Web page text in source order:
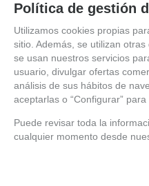
Accesorios
Abrazaderas
Anillo Fonico
Atriles Marcha
Boquillas
Boquilleros
Cañas
Política de gestión
Utilizamos cookies propias
sitio. Además, se utilizan
se usan nuestros servicios
usuario, divulgar ofertas
análisis de sus hábitos de
aceptarlas o “Configurar”
Puede revisar toda la
cualquier momento desde